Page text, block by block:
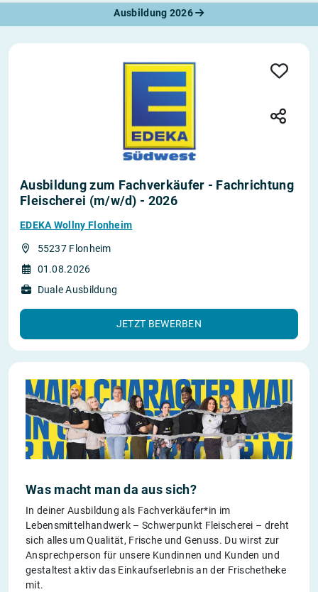
Ausbildung 2026
Ausbildung zum Fachverkäufer - Fachrichtung
Fleischerei (m/w/d) - 2026
EDEKA Wollny Flonheim
55237 Flonheim
01.08.2026
Duale Ausbildung
JETZT BEWERBEN
Was macht man da aus sich?
In deiner Ausbildung als Fachverkäufer*in im
Lebensmittelhandwerk – Schwerpunkt Fleischerei – dreht
sich alles um Qualität, Frische und Genuss. Du wirst zur
Ansprechperson für unsere Kundinnen und Kunden und
gestaltest aktiv das Einkaufserlebnis an der Frischetheke
mit.